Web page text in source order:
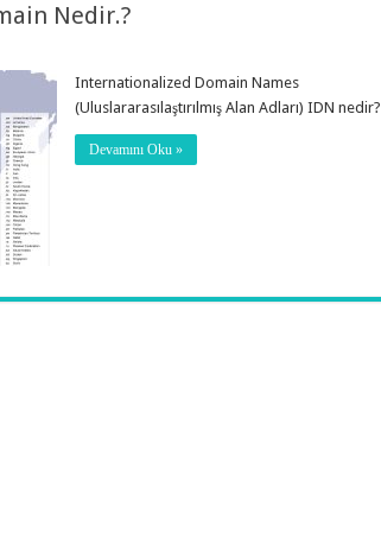
Nedir.?
Internationalized Domain Names
(Uluslararasılaştırılmış Alan Adları) IDN nedir?
Devamını Oku »